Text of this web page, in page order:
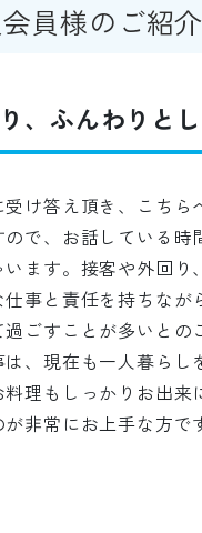
員様のご紹介
、ふんわりと
け答え頂き、こち
で、お話している
ます。接客や外回
事と責任を持ちな
ごすことが多いと
、現在も一人暮ら
理もしっかりお出
非常にお上手な方